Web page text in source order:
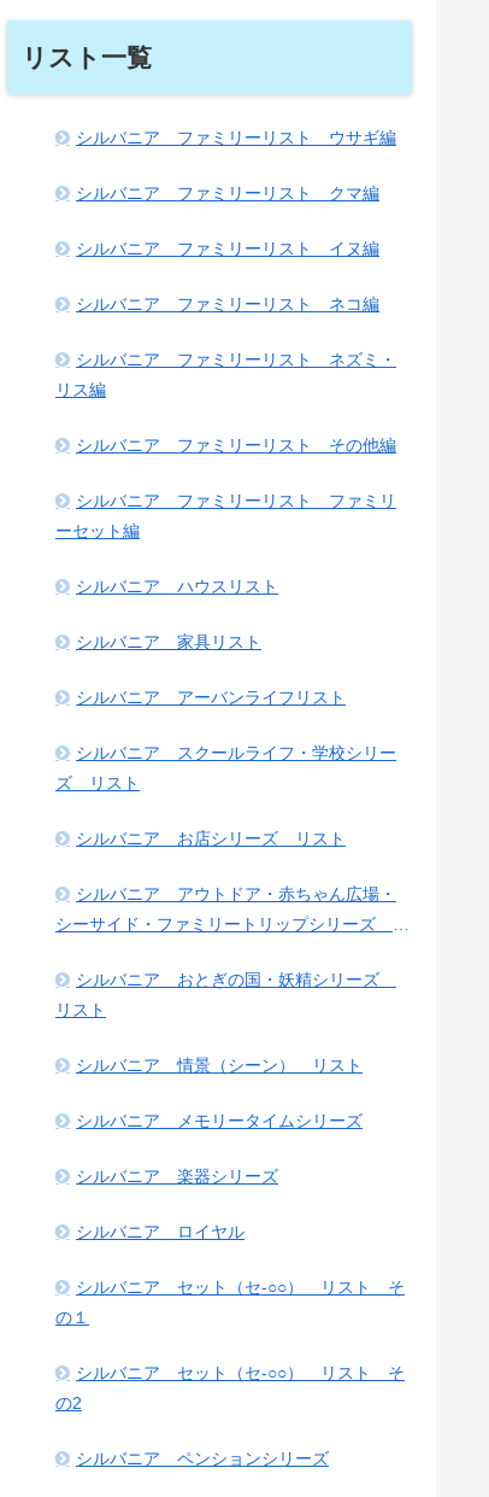
リスト一覧
シルバニア ファミリーリスト ウサギ編
シルバニア ファミリーリスト クマ編
シルバニア ファミリーリスト イヌ編
シルバニア ファミリーリスト ネコ編
シルバニア ファミリーリスト ネズミ・
リス編
シルバニア ファミリーリスト その他編
シルバニア ファミリーリスト ファミリ
ーセット編
シルバニア ハウスリスト
シルバニア 家具リスト
シルバニア アーバンライフリスト
シルバニア スクールライフ・学校シリー
ズ リスト
シルバニア お店シリーズ リスト
シルバニア アウトドア・赤ちゃん広場・
シーサイド・ファミリートリップシリーズ リ
シルバニア おとぎの国・妖精シリーズ
リスト
シルバニア 情景（シーン） リスト
シルバニア メモリータイムシリーズ
シルバニア 楽器シリーズ
シルバニア ロイヤル
シルバニア セット（セ-○○） リスト そ
の１
シルバニア セット（セ-○○） リスト そ
の2
シルバニア ペンションシリーズ